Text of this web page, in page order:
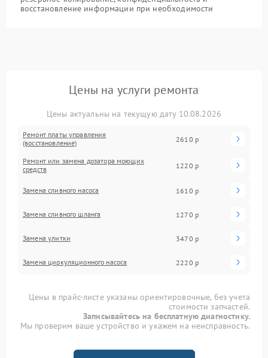
восстановление информации при необходимости
Цены на услуги ремонта
Цены актуальны на текущую дату 10.08.2026
Ремонт платы управления
(восстановление)
2610 р
Ремонт или замена дозатора моющих
средств
1220 р
Замена сливного насоса 1610 р
Замена сливного шланга 1270 р
Замена улитки 3470 р
Замена циркуляционного насоса 2220 р
Цены в прайс-листе указаны ориентировочные, без учета
стоимости запчастей.
Записывайтесь на бесплатную диагностику.
Мы проверим ваше устройство и укажем на неисправность.